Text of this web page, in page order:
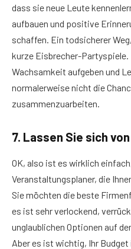
dass sie neue Leute
aufbauen und positive
schaffen. Ein todsicherer
kurze Eisbrecher-Partyspiele.
Wachsamkeit aufgeben und
normalerweise nicht die
zusammenzuarbeiten.
7. Lassen Sie sich
OK, also ist es wirklich
Veranstaltungsplaner, die
Sie möchten die beste
es ist sehr verlockend,
unglaublichen Optionen auf
Aber es ist wichtig, Ihr